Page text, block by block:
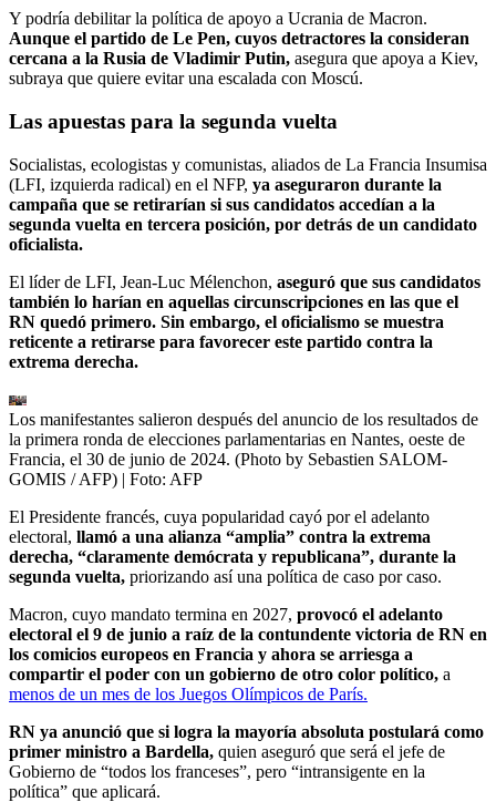
Y podría debilitar la política de apoyo a Ucrania de Macron.
Aunque el partido de Le Pen, cuyos detractores la consideran
cercana a la Rusia de Vladimir Putin, asegura que apoya a Kiev,
subraya que quiere evitar una escalada con Moscú.
Las apuestas para la segunda vuelta
Socialistas, ecologistas y comunistas, aliados de La Francia Insumisa
(LFI, izquierda radical) en el NFP, ya aseguraron durante la
campaña que se retirarían si sus candidatos accedían a la
segunda vuelta en tercera posición, por detrás de un candidato
oficialista.
El líder de LFI, Jean-Luc Mélenchon, aseguró que sus candidatos
también lo harían en aquellas circunscripciones en las que el
RN quedó primero. Sin embargo, el oficialismo se muestra
reticente a retirarse para favorecer este partido contra la
extrema derecha.
Los manifestantes salieron después del anuncio de los resultados de
la primera ronda de elecciones parlamentarias en Nantes, oeste de
Francia, el 30 de junio de 2024. (Photo by Sebastien SALOM-
GOMIS / AFP) | Foto: AFP
El Presidente francés, cuya popularidad cayó por el adelanto
electoral, llamó a una alianza “amplia” contra la extrema
derecha, “claramente demócrata y republicana”, durante la
segunda vuelta, priorizando así una política de caso por caso.
Macron, cuyo mandato termina en 2027, provocó el adelanto
electoral el 9 de junio a raíz de la contundente victoria de RN en
los comicios europeos en Francia y ahora se arriesga a
compartir el poder con un gobierno de otro color político, a
menos de un mes de los Juegos Olímpicos de París.
RN ya anunció que si logra la mayoría absoluta postulará como
primer ministro a Bardella, quien aseguró que será el jefe de
Gobierno de “todos los franceses”, pero “intransigente en la
política” que aplicará.